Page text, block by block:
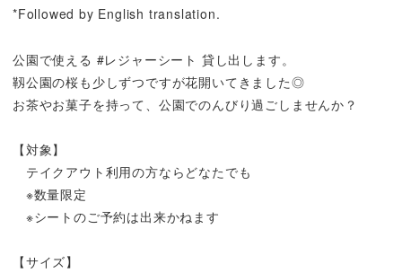
*Followed by English translation.
公園で使える #レジャーシート 貸し出します。
靱公園の桜も少しずつですが花開いてきました◎
お茶やお菓子を持って、公園でのんびり過ごしませんか？
【対象】
テイクアウト利用の方ならどなたでも
※数量限定
※シートのご予約は出来かねます
【サイズ】